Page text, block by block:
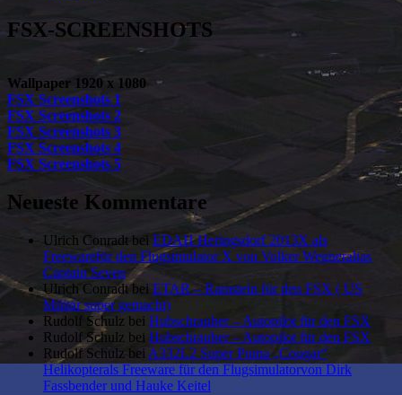
FSX-SCREENSHOTS
Wallpaper 1920 x 1080
FSX Screenshots 1
FSX Screenshots 2
FSX Screenshots 3
FSX Screenshots 4
FSX Screenshots 5
Neueste Kommentare
Ulrich Conradt bei EDAH Heringsdorf 2013X als
Freewarefür den Flugsimulator X von Volker Wegneralias
Captain Seven
Ulrich Conradtbei ETAR – Ramstein für den FSX ( US
Militär super gemacht)
Rudolf Schulz bei Hubschrauber – Autopilot für den FSX
Rudolf Schulz bei Hubschrauber – Autopilot für den FSX
Rudolf Schulzbei A332L2 Super Puma „Cougar“
Helikopterals Freeware für den Flugsimulatorvon Dirk
Fassbender und Hauke Keitel